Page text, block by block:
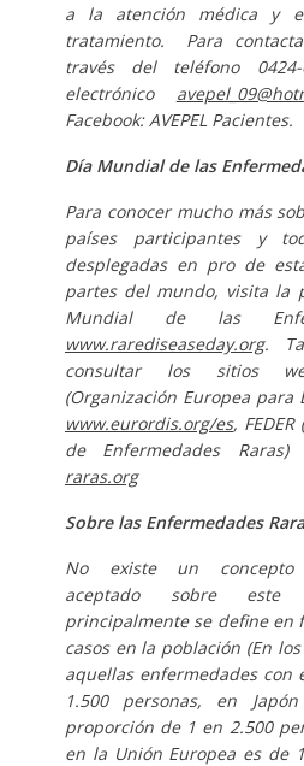
a la atención médica y
tratamiento. Para
través del teléfono
electrónico
Facebook: AVEPEL Pacientes.
Día Mundial de las
Para conocer mucho más
países participantes y
desplegadas en pro de
partes del mundo, visita la
Mundial de las
www.rarediseaseday.org.
consultar los sitios
(Organización Europea para
www.eurordis.org/es,
de Enfermedades Raras)
raras.org
Sobre las Enfermedades
No existe un concepto
aceptado sobre este
principalmente se define en
casos en la población (En
aquellas enfermedades con
1.500 personas, en
proporción de 1 en 2.500
en la Unión Europea es de